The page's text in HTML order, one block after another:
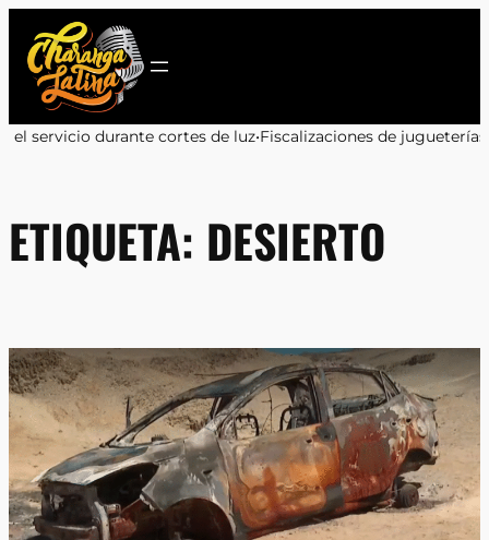
contenido
cortes de luz•Fiscalizaciones de jugueterías en Antofagasta: 9
ETIQUETA: DESIERTO